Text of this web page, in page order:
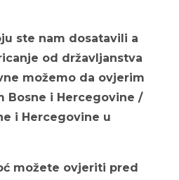
ste nam dosatavili a
od državljanstva
možemo da ovjerim
Bosne i Hercegovine /
i Hercegovine u
možete ovjeriti pred